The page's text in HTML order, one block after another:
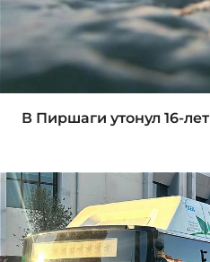
В Пиршаги утонул 16-